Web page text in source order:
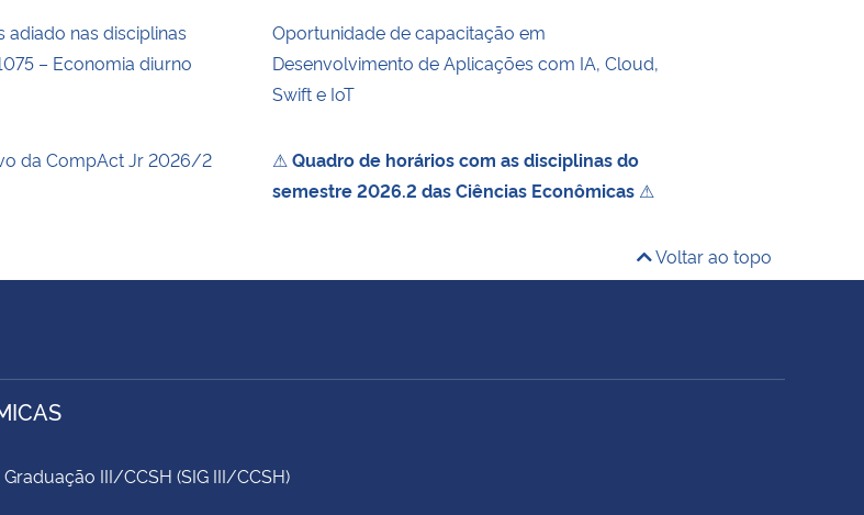
adiado nas disciplinas
– Economia diurno
Oportunidade de capacitação em
Desenvolvimento de Aplicações com IA, Cloud,
Swift e IoT
da CompAct Jr 2026/2
⚠Quadro de horários com as disciplinas do
semestre 2026.2 das Ciências Econômicas ⚠
Voltar ao topo
III/CCSH (SIG III/CCSH)